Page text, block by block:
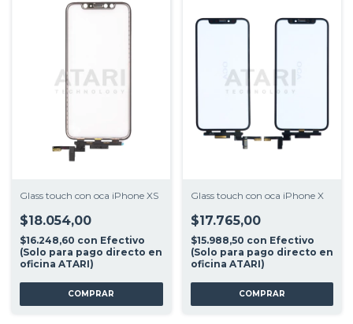
Glass touch con oca iPhone XS
$18.054,00
$16.248,60 con Efectivo
(Solo para pago directo en
oficina ATARI)
Glass touch con oca iPhone X
$17.765,00
$15.988,50 con Efectivo
(Solo para pago directo en
oficina ATARI)